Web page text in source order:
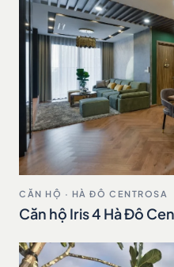
CĂN HỘ · HÀ ĐÔ CENTROSA
Căn hộ Iris 4 Hà Đô